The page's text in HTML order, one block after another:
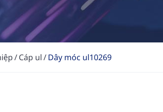
Cáp ul Dây móc ul10269